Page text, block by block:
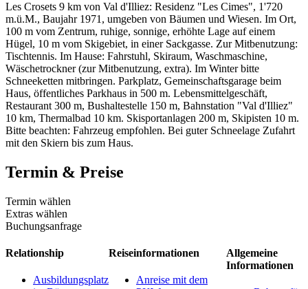
Les Crosets 9 km von Val d'Illiez: Residenz "Les Cimes", 1'720
m.ü.M., Baujahr 1971, umgeben von Bäumen und Wiesen. Im Ort,
100 m vom Zentrum, ruhige, sonnige, erhöhte Lage auf einem
Hügel, 10 m vom Skigebiet, in einer Sackgasse. Zur Mitbenutzung:
Tischtennis. Im Hause: Fahrstuhl, Skiraum, Waschmaschine,
Wäschetrockner (zur Mitbenutzung, extra). Im Winter bitte
Schneeketten mitbringen. Parkplatz, Gemeinschaftsgarage beim
Haus, öffentliches Parkhaus in 500 m. Lebensmittelgeschäft,
Restaurant 300 m, Bushaltestelle 150 m, Bahnstation "Val d'Illiez"
10 km, Thermalbad 10 km. Skisportanlagen 200 m, Skipisten 10 m.
Bitte beachten: Fahrzeug empfohlen. Bei guter Schneelage Zufahrt
mit den Skiern bis zum Haus.
Termin & Preise
Termin wählen
Extras wählen
Buchungsanfrage
Relationship
Ausbildungsplatz
Reiseinformationen
Anreise mit dem
Allgemeine
Informationen